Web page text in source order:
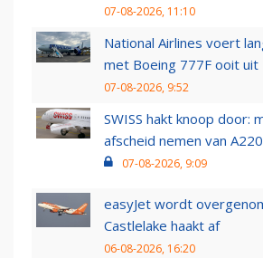
07-08-2026, 11:10
National Airlines voert
met Boeing 777F ooit uit
07-08-2026, 9:52
SWISS hakt knoop door:
afscheid nemen van
07-08-2026, 9:09
easyJet wordt
Castlelake haakt af
06-08-2026, 16:20